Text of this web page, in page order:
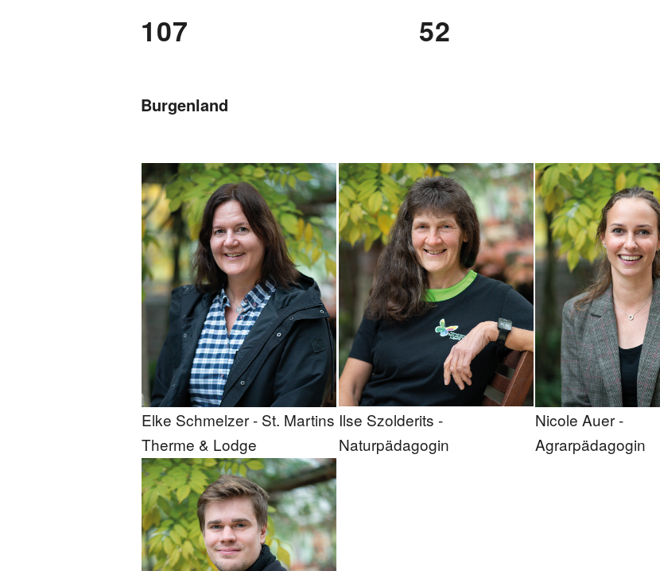
107 52
Burgenland
Elke Schmelzer - St. Martins
Therme & Lodge
Ilse Szolderits -
Naturpädagogin
Nicole Auer -
Agrarpädagogin